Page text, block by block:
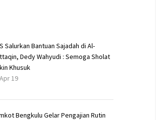
Salurkan Bantuan Sajadah di Al-
Dedy Wahyudi : Semoga Sholat
Khusuk
19
Bengkulu Gelar Pengajian Rutin